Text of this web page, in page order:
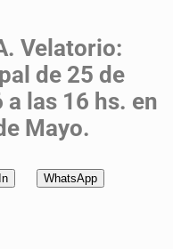
Velatorio:
de 25 de
las 16 hs. en
Mayo.
WhatsApp